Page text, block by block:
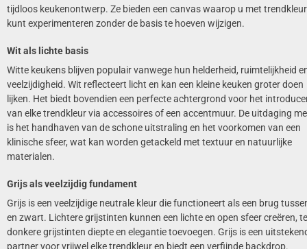
tijdloos keukenontwerp. Ze bieden een canvas waarop u met
kunt experimenteren zonder de basis te hoeven wijzigen.
Wit als lichte basis
Witte keukens blijven populair vanwege hun helderheid, ruimtelijkheid
veelzijdigheid. Wit reflecteert licht en kan een kleine keuken groter doen
lijken. Het biedt bovendien een perfecte achtergrond voor het
van elke trendkleur via accessoires of een accentmuur. De uitdaging
is het handhaven van de schone uitstraling en het voorkomen van een
klinische sfeer, wat kan worden getackeld met textuur en natuurlijke
materialen.
Grijs als veelzijdig fundament
Grijs is een veelzijdige neutrale kleur die functioneert als een brug
en zwart. Lichtere grijstinten kunnen een lichte en open sfeer creëren,
donkere grijstinten diepte en elegantie toevoegen. Grijs is een
partner voor vrijwel elke trendkleur en biedt een verfijnde backdrop.